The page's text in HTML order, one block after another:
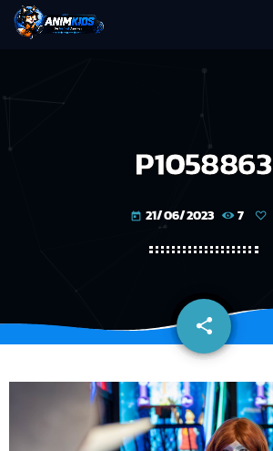
P1058863
today 21/06/2023 7
share
email